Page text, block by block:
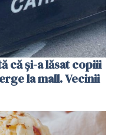
că și-a lăsat copiii
la mall. Vecinii